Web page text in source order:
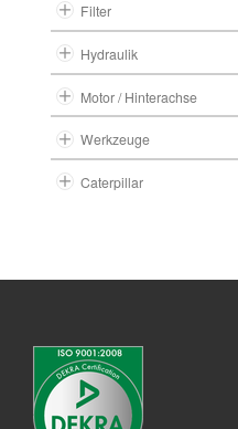
Filter
Hydraulik
Motor / Hinterachse
Werkzeuge
Caterpillar